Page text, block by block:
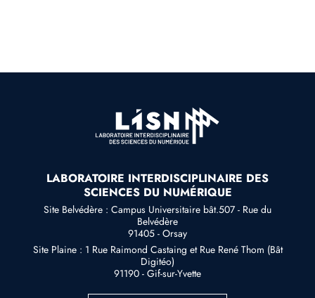
LABORATOIRE INTERDISCIPLINAIRE DES
SCIENCES DU NUMÉRIQUE
Site Belvédère : Campus Universitaire bât.507 - Rue du
Belvédère
91405 - Orsay
Site Plaine : 1 Rue Raimond Castaing et Rue René Thom (Bât
Digitéo)
91190 - Gif-sur-Yvette